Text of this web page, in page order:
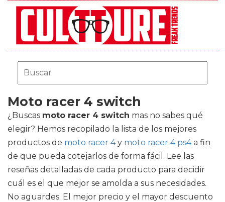
Moto racer 4 switch
¿Buscas moto racer 4 switch mas no sabes qué
elegir? Hemos recopilado la lista de los mejores
productos de moto racer 4y moto racer 4 ps4a fin
de que pueda cotejarlos de forma fácil. Lee las
reseñas detalladas de cada producto para decidir
cuál es el que mejor se amolda a sus necesidades.
No aguardes. El mejor precio y el mayor descuento